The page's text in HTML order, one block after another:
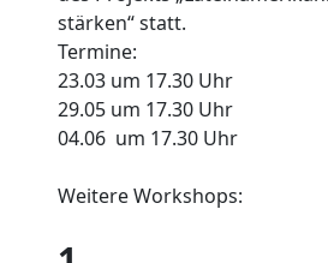
stärken“ statt.
Termine:
23.03 um 17.30 Uhr
29.05 um 17.30 Uhr
04.06 um 17.30 Uhr
Weitere Workshops: